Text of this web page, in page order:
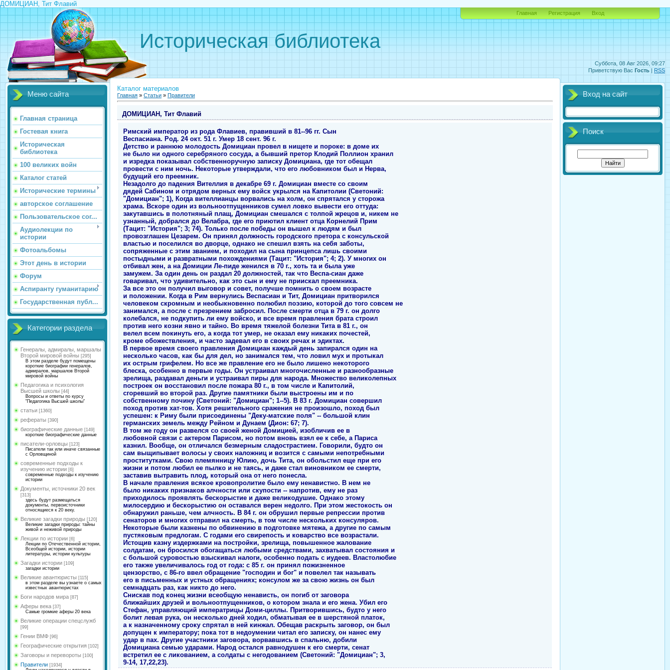
ДОМИЦИАН, Тит Флавий
Суббота, 08 Авг 2026, 09:27
Приветствую Вас Гость | RSS
Историческая библиотека
Главная Регистрация Вход
Меню сайта
Главная страница
Гостевая книга
Историческая
библиотека
100 великих войн
Каталог статей
Исторические термины
авторское соглашение
Пользовательское сог...
Аудиолекции по
истории
Фотоальбомы
Этот день в истории
Форум
Аспиранту гуманитарию
Государственная публ...
Категории раздела
Генералы, адмиралы, маршалы
Второй мировой войны [295]
В этом разделе будут помещены
короткие биографии генералов,
адмиралов, маршалов Второй
мировой войны
Педагогика и психология
Высшей школы [44]
Вопросы и ответы по курсу
"Педагогика Высшей школы"
статьи [1360]
рефераты [390]
биографические данные [149]
короткие биографические данные
писатели-орловцы [123]
Писатели так или иначе связанные
с Орловщиной
современные подходы к
изучению истории [6]
современные подходы к изучению
истории
Документы, источники 20 век
[313]
здесь будут размещаться
документы, первоисточники
относящиеся к 20 веку.
Великие загадки природы [120]
Великие загадки природы: тайны
живой и неживой природы
Лекции по истории [6]
Лекции по Отечественной истории,
Всеобщей истории, истории
литературы, истории культуры
Загадки истории [109]
загадки истории
Великие авантюристы [115]
в этом разделе вы узнаете о самых
известных авантюристах
Боги народов мира [87]
Аферы века [37]
Самые громкие аферы 20 века
Великие операции спецслужб
[99]
Гении ВМФ [96]
Географические открытия [102]
Заговоры и перевороты [100]
Правители [1934]
Каталог материалов
Главная » Статьи » Правители
ДОМИЦИАН, Тит Флавий
Римский император из рода Флавиев, правивший в 81--96 гг. Сын
Веспасиана. Род. 24 окт. 51 г. Умер 18 сент. 96 г.
Детство и раннюю молодость Домициан провел в нищете и пороке: в доме их
не было ни одного серебряного сосуда, а бывший претор Клодий Поллион хранил
и изредка показывал собственноручную записку Домициана, где тот обещал
провести с ним ночь. Некоторые утверждали, что его любовником был и Нерва,
будущий его преемник.
Незадолго до падения Вителлия в декабре 69 г. Домициан вместе со своим
дядей Сабином и отрядом верных ему войск укрылся на Капитолии (Светоний:
"Домициан"; 1), Когда вителлианцы ворвались на холм, он спрятался у сторожа
храма. Вскоре один из вольноотпущенников сумел ловко вывести его оттуда:
закутавшись в полотняный плащ, Домициан смешался с толпой жрецов и, никем не
узнанный, добрался до Велабра, где его приютил клиент отца Корнелий Прим
(Тацит: "История"; 3; 74). Только после победы он вышел к людям и был
провозглашен Цезарем. Он принял должность городского претора с консульской
властью и поселился во дворце, однако не спешил взять на себя заботы,
сопряженные с этим званием, и походил на сына принцепса лишь своими
постыдными и развратными похождениями (Тацит: "История"; 4; 2). У многих он
отбивал жен, а на Домиции Ле-пиде женился в 70 г., хоть та и была уже
замужем. За один день он раздал 20 должностей, так что Веспа-сиан даже
говаривал, что удивительно, как это сын и ему не приискал преемника.
За все это он получил выговор и совет, получше помнить о своем возрасте
и положении. Когда в Рим вернулись Веспасиан и Тит, Домициан притворился
человеком скромным и необыкновенно полюбил поэзию, которой до того совсем не
занимался, а после с презрением забросил. После смерти отца в 79 г. он долго
колебался, не подкупить ли ему войско, и все время правления брата строил
против него козни явно и тайно. Во время тяжелой болезни Тита в 81 г., он
велел всем покинуть его, а когда тот умер, не оказал ему никаких почестей,
кроме обожествления, и часто задевал его в своих речах и эдиктах.
В первое время своего правления Домициан каждый день запирался один на
несколько часов, как бы для дел, но занимался тем, что ловил мух и протыкал
их острым грифелем. Но все же правление его не было лишено некоторого
блеска, особенно в первые годы. Он устраивал многочисленные и разнообразные
зрелища, раздавал деньги и устраивал пиры для народа. Множество великолепных
построек он восстановил после пожара 80 г., в том числе и Капитолий,
сгоревший во второй раз. Другие памятники были выстроены им и по
собственному почину (Светоний: "Домициан"; 1--5). В 83 г. Домициан совершил
поход против хат-тов. Хотя решительного сражения не произошло, поход был
успешен: к Риму были присоединены "Деку-матские поля" -- большой клин
германских земель между Рейном и Дунаем (Дион: 67; 7).
В том же году он развелся со своей женой Домицией, изобличив ее в
любовной связи с актером Парисом, но потом вновь взял ее к себе, а Париса
казнил. Вообще, он отличался безмерным сладострастием. Говорили, будто он
сам выщипывает волосы у своих наложниц и возится с самыми непотребными
проститутками. Свою племянницу Юлию, дочь Тита, он обольстил еще при его
жизни и потом любил ее пылко и не таясь, и даже стал виновником ее смерти,
заставив вытравить плод, который она от него понесла.
В начале правления всякое кровопролитие было ему ненавистно. В нем не
было никаких признаков алчности или скупости -- напротив, ему не раз
приходилось проявлять бескорыстие и даже великодушие. Однако этому
милосердию и бескорыстию он оставался верен недолго. При этом жестокость он
обнаружил раньше, чем алчность. В 84 г. он обрушил первые репрессии против
сенаторов и многих отправил на смерть, в том числе нескольких консуляров.
Некоторые были казнены по обвинению в подготовке мятежа, а другие по самым
пустяковым предлогам. С годами его свирепость и коварство все возрастали.
Истощив казну издержками на постройки, зрелища, повышенное жалование
солдатам, он бросился обогащаться любыми средствами, захватывал состояния и
с большой суровостью взыскивал налоги, особенно подать с иудеев. Властолюбие
его также увеличивалось год от года: с 85 г. он принял пожизненное
цензорство, с 86-го ввел обращение "господин и бог" и повелел так называть
его в письменных и устных обращениях; консулом же за свою жизнь он был
семнадцать раз, как никто до него.
Снискав под конец жизни всеобщую ненависть, он погиб от заговора
ближайших друзей и вольноотпущенников, о котором знала и его жена. Убил его
Стефан, управляющий императрицы Доми-циллы. Притворившись, будто у него
болит левая рука, он несколько дней ходил, обматывая ее в шерстяной платок,
а к назначенному сроку спрятал в ней кинжал. Обещав раскрыть заговор, он был
допущен к императору; пока тот в недоумении читал его записку, он нанес ему
удар в пах. Другие участники заговора, ворвавшись в спальню, добили
Домициана семью ударами. Народ остался равнодушен к его смерти, сенат
встретил ее с ликованием, а солдаты с негодованием (Светоний: "Домициан"; 3,
9-14, 17,22,23).
Вход на сайт
Поиск